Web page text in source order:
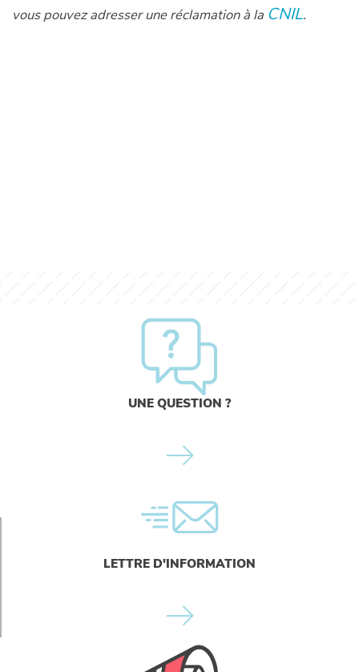
vous pouvez adresser une réclamation à la CNIL.
UNE QUESTION ?
LETTRE D'INFORMATION